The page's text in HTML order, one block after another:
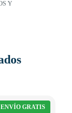
Y
ENVÍO GRATIS